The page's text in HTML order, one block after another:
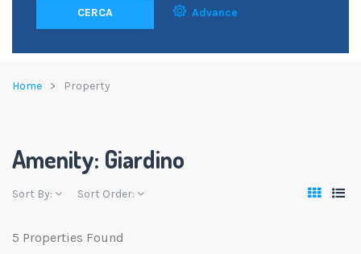
CERCA Advance
Home Property
Amenity: Giardino
Sort By: Sort Order:
5 Properties Found